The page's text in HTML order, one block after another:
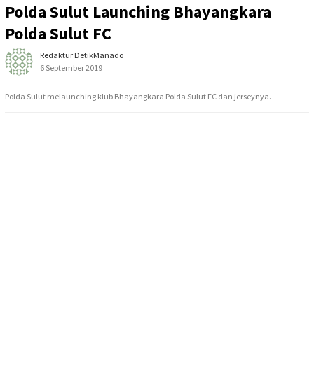
Polda Sulut Launching Bhayangkara
Polda Sulut FC
Redaktur DetikManado
6 September 2019
Polda Sulut melaunching klub Bhayangkara Polda Sulut FC dan jerseynya.